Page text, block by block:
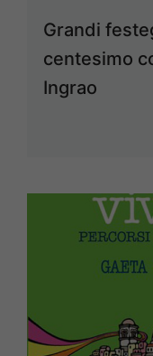
Grandi
centesimo
Ingrao